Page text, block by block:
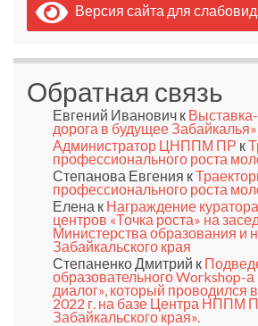
Версия сайта для
Обратная связь
Евгений Иванович к
дорога в будущее Забайкалья»
Администратор ЦНППМ ПР к
профессионального роста
Степанова Евгения к
профессионального роста
Елена к Награждение
центров «Точка роста» на
Министерства образования и
Забайкальского края
Степаненко Дмитрий к
образовательного Workshop-а
диалог», который проводился
2022 г. на базе Центра
Забайкальского края».